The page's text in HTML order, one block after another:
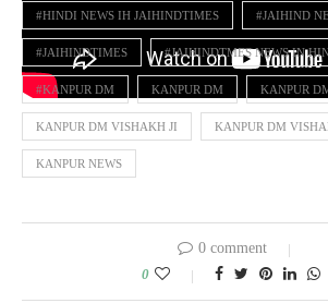
#HINDI NEWS IH JAIHINDTIMES #JAIHIND
#JAIHINDTIMES #JAIHINDTMES NEWS IN
#KANPUR DM KANPUR DM KANPUR
KANPUR DM VISHAKH JI KANPUR DM
KANPUR NEWS
0 comment
0